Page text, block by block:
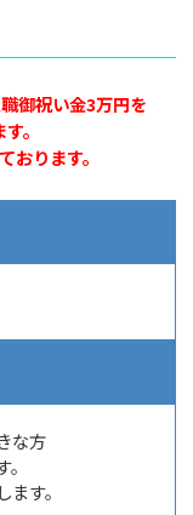
御祝い金3万円を
。
おります。
な方
す。